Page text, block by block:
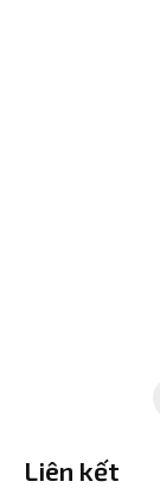
Liên kết